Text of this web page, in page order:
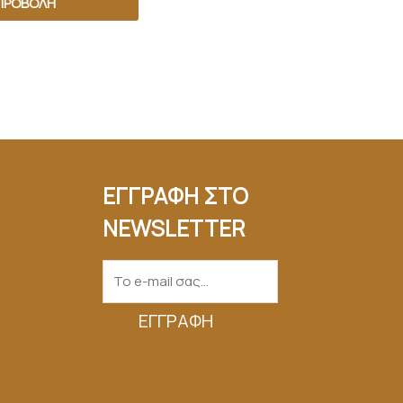
ΕΓΓΡΑΦΗ ΣΤΟ
NEWSLETTER
ΕΓΓΡΑΦΉ